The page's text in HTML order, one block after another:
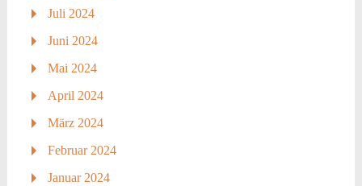
Juli 2024
Juni 2024
Mai 2024
April 2024
März 2024
Februar 2024
Januar 2024